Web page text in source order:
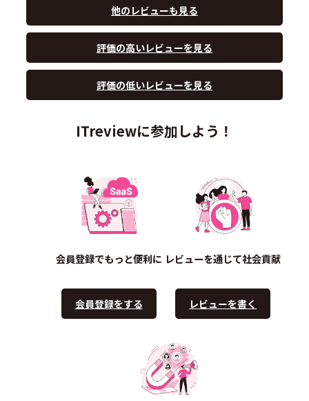
他のレビューも見る
評価の高いレビューを見る
評価の低いレビューを見る
ITreviewに参加しよう！
会員登録でもっと便利に
会員登録をする
レビューを通じて社会貢献
レビューを書く